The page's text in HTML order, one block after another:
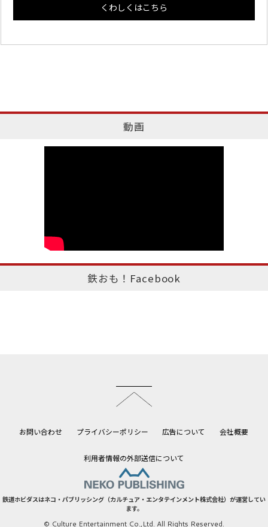
くわしくはこちら
動画
鉄おも！Facebook
お問い合わせ プライバシーポリシー 広告について 会社概要
利用者情報の外部送信について
鉄道ホビダスはネコ・パブリッシング（カルチュア・エンタテインメント株式会社）が運営してい
ます。
© Culture Entertainment Co.,Ltd. All Rights Reserved.